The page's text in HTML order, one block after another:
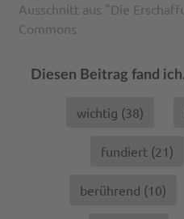
Ausschnitt aus "Die
Commons
Diesen Beitrag fand
wichtig (38)
fundiert (21)
berührend (10)